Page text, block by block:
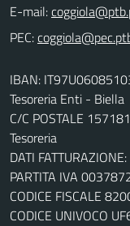
E-mail:
PEC:
IBAN:
Tesoreria Enti - Biella
C/C POSTALE
Tesoreria
DATI FATTURAZIONE:
PARTITA IVA
CODICE FISCALE
CODICE UNIVOCO